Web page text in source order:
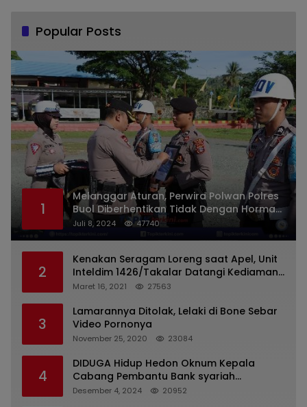
Popular Posts
1
Melanggar Aturan, Perwira Polwan Polres
Buol Diberhentikan Tidak Dengan Hormat
Dari Dinas Kepolisian
Juli 8, 2024 47740
2
Kenakan Seragam Loreng saat Apel, Unit
Inteldim 1426/Takalar Datangi Kediaman
Kasatpol PP
Maret 16, 2021 27563
3
Lamarannya Ditolak, Lelaki di Bone Sebar
Video Pornonya
November 25, 2020 23084
4
DIDUGA Hidup Hedon Oknum Kepala
Cabang Pembantu Bank syariah
Indonesia Unit Hasan Basri di Banjarmasin
Desember 4, 2024 20952